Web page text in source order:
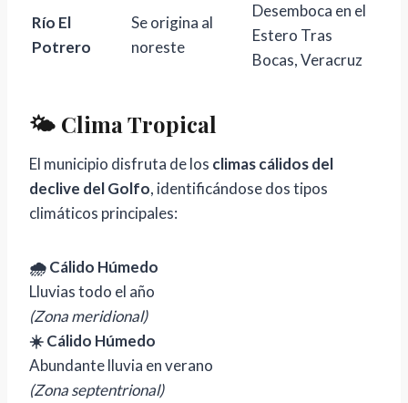
Río El
Potrero
Se origina al
noreste
Desemboca en el
Estero Tras
Bocas, Veracruz
🌤️ Clima Tropical
El municipio disfruta de los climas cálidos del
declive del Golfo, identificándose dos tipos
climáticos principales:
🌧️ Cálido Húmedo
Lluvias todo el año
(Zona meridional)
☀️ Cálido Húmedo
Abundante lluvia en verano
(Zona septentrional)